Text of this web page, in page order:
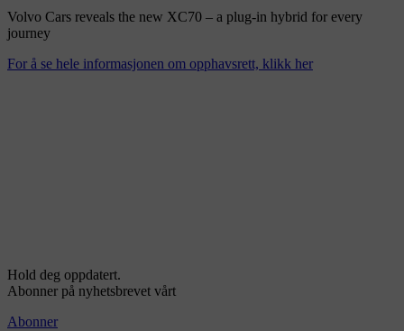
Volvo Cars reveals the new XC70 – a plug-in hybrid for every
journey
For å se hele informasjonen om opphavsrett, klikk her